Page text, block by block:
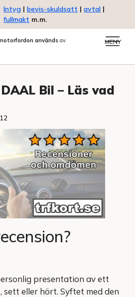
Intyg | bevis-skuldsatt | avtal |
fullmakt m.m.
används av
MENY
Bil – Läs vad
presentation av ett
sett eller hört. Syftet med den